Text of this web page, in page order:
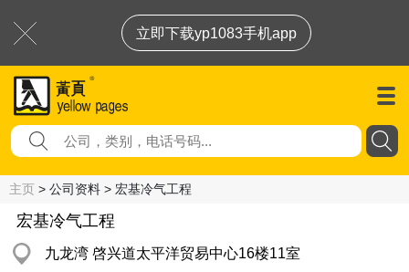
立即下载yp1083手机app
主页 > 公司资料 > 宏基冷气工程
宏基冷气工程
九龙湾 啓兴道太平洋贸易中心16楼11室